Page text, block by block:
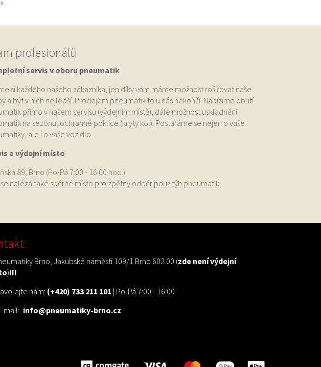
profesionálů
servis v oboru pneumatik
si každého našeho zákazníka, jen díky vám máme možnost rošiřovat naše
a být v nich nejlepší. Prodejem pneumatik to u nás nekončí. Nabízíme obutí
přímo v našem servisu (výdejním místě), dále možnost uskladnění
na sezónu, ochranné poklice (kryty kol). Postaráme se nejen o vaše
ale i o vaše vozidlo.
a výdejní místo
89, Brno (Po-Pá 7:00 - 16:00 hod.)
nalézá také sběrné místo pro zpětný odběr použitýh pneumatik
Brno, Jakubské náměstí 109/1 Brno 602 00 (zde není výdejní
)!!!
nám: (+420) 733 211 101 | Po-Pá 7:00 - 16:00
mail: info@pneumatiky-brno.cz